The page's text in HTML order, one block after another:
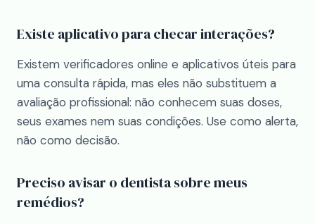
Existe aplicativo para checar interações?
Existem verificadores online e aplicativos úteis para
uma consulta rápida, mas eles não substituem a
avaliação profissional: não conhecem suas doses,
seus exames nem suas condições. Use como alerta,
não como decisão.
Preciso avisar o dentista sobre meus
remédios?